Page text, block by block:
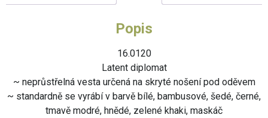
Popis
16.0120
Latent diplomat
~ neprůstřelná vesta určená na skryté nošení pod oděvem
~ standardně se vyrábí v barvě bílé, bambusové, šedé, černé,
tmavě modré, hnědé, zelené khaki, maskáč